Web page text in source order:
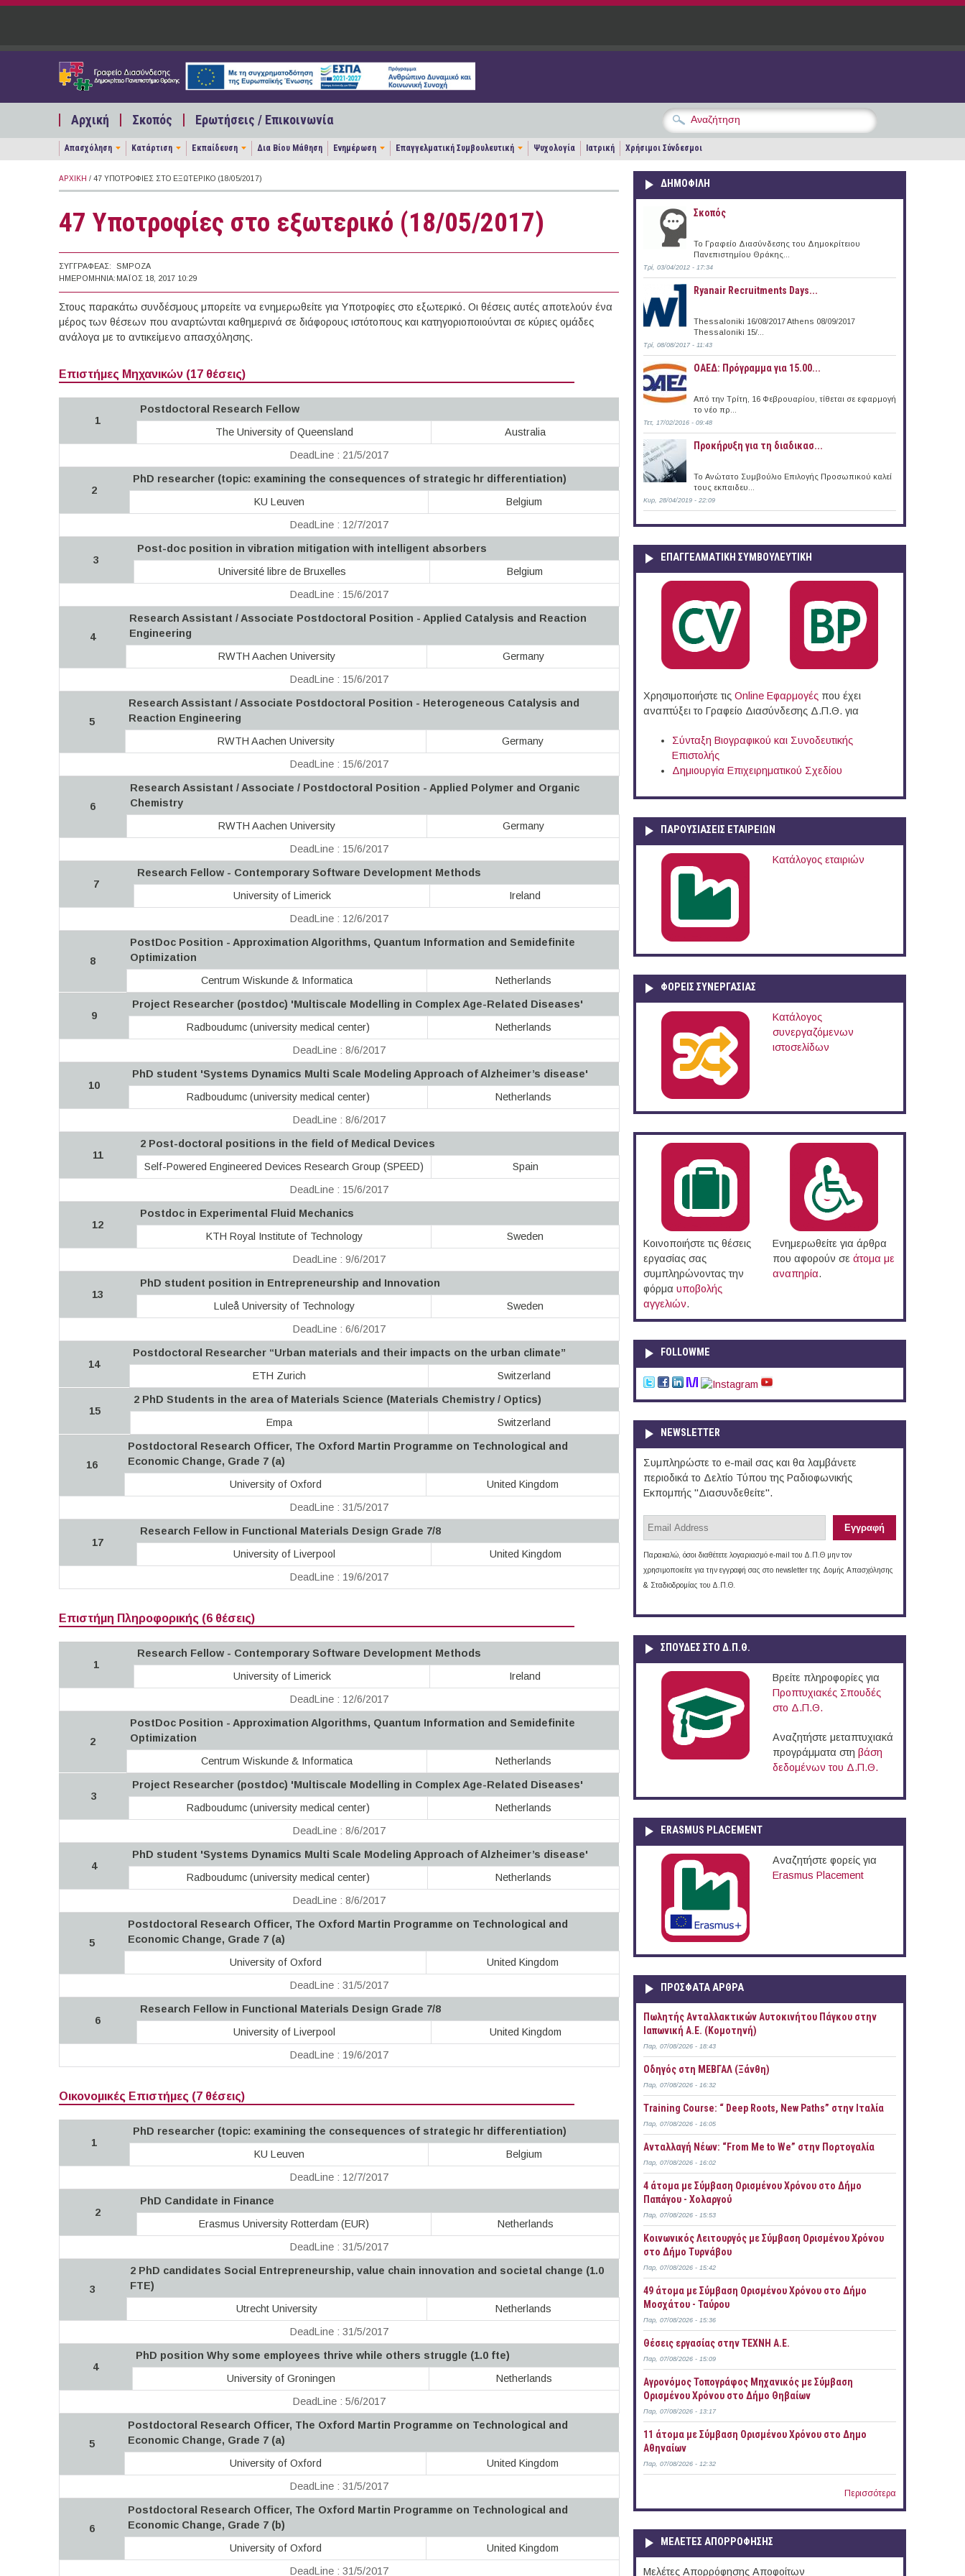
Παράκαμψη προς το κυρίως περιεχόμενο
Αρχική Σκοπός Ερωτήσεις / Επικοινωνία
Απασχόληση Κατάρτιση Εκπαίδευση Δια Βίου Μάθηση Ενημέρωση Επαγγελματική Συμβουλευτική Ψυχολογία Ιατρική Χρήσιμοι Σύνδεσμοι
ΑΡΧΙΚΉ / 47 ΥΠΟΤΡΟΦΊΕΣ ΣΤΟ ΕΞΩΤΕΡΙΚΌ (18/05/2017)
47 Υποτροφίες στο εξωτερικό (18/05/2017)
ΣΥΓΓΡΑΦΈΑΣ:
SMPOZA
ΗΜΕΡΟΜΗΝΊΑ: ΜΆΙΟΣ 18, 2017 10:29
Στους παρακάτω συνδέσμους μπορείτε να ενημερωθείτε για Υποτροφίες στο εξωτερικό. Οι θέσεις αυτές αποτελούν ένα
μέρος των θέσεων που αναρτώνται καθημερινά σε διάφορους ιστότοπους και κατηγοριοποιούνται σε κύριες ομάδες
ανάλογα με το αντικείμενο απασχόλησης.
Επιστήμες Μηχανικών (17 θέσεις)
1
Postdoctoral Research Fellow
The University of Queensland
Australia
DeadLine : 21/5/2017
2
PhD researcher (topic: examining the consequences of strategic hr differentiation)
KU Leuven
Belgium
DeadLine : 12/7/2017
3
Post-doc position in vibration mitigation with intelligent absorbers
Université libre de Bruxelles
Belgium
DeadLine : 15/6/2017
4
Research Assistant / Associate Postdoctoral Position - Applied Catalysis and Reaction
Engineering
RWTH Aachen University
Germany
DeadLine : 15/6/2017
5
Research Assistant / Associate Postdoctoral Position - Heterogeneous Catalysis and
Reaction Engineering
RWTH Aachen University
Germany
DeadLine : 15/6/2017
6
Research Assistant / Associate / Postdoctoral Position - Applied Polymer and Organic
Chemistry
RWTH Aachen University
Germany
DeadLine : 15/6/2017
7
Research Fellow - Contemporary Software Development Methods
University of Limerick
Ireland
DeadLine : 12/6/2017
8
PostDoc Position - Approximation Algorithms, Quantum Information and Semidefinite
Optimization
Centrum Wiskunde & Informatica
Netherlands
9
Project Researcher (postdoc) 'Multiscale Modelling in Complex Age-Related Diseases'
Radboudumc (university medical center)
Netherlands
DeadLine : 8/6/2017
10
PhD student 'Systems Dynamics Multi Scale Modeling Approach of Alzheimer’s disease'
Radboudumc (university medical center)
Netherlands
DeadLine : 8/6/2017
11
2 Post-doctoral positions in the field of Medical Devices
Self-Powered Engineered Devices Research Group (SPEED)
Spain
DeadLine : 15/6/2017
12
Postdoc in Experimental Fluid Mechanics
KTH Royal Institute of Technology
Sweden
DeadLine : 9/6/2017
13
PhD student position in Entrepreneurship and Innovation
Luleå University of Technology
Sweden
DeadLine : 6/6/2017
14
Postdoctoral Researcher “Urban materials and their impacts on the urban climate”
ETH Zurich
Switzerland
15
2 PhD Students in the area of Materials Science (Materials Chemistry / Optics)
Empa
Switzerland
16
Postdoctoral Research Officer, The Oxford Martin Programme on Technological and
Economic Change, Grade 7 (a)
University of Oxford
United Kingdom
DeadLine : 31/5/2017
17
Research Fellow in Functional Materials Design Grade 7/8
University of Liverpool
United Kingdom
DeadLine : 19/6/2017
Επιστήμη Πληροφορικής (6 θέσεις)
1
Research Fellow - Contemporary Software Development Methods
University of Limerick
Ireland
DeadLine : 12/6/2017
2
PostDoc Position - Approximation Algorithms, Quantum Information and Semidefinite
Optimization
Centrum Wiskunde & Informatica
Netherlands
3
Project Researcher (postdoc) 'Multiscale Modelling in Complex Age-Related Diseases'
Radboudumc (university medical center)
Netherlands
DeadLine : 8/6/2017
4
PhD student 'Systems Dynamics Multi Scale Modeling Approach of Alzheimer’s disease'
Radboudumc (university medical center)
Netherlands
DeadLine : 8/6/2017
5
Postdoctoral Research Officer, The Oxford Martin Programme on Technological and
Economic Change, Grade 7 (a)
University of Oxford
United Kingdom
DeadLine : 31/5/2017
6
Research Fellow in Functional Materials Design Grade 7/8
University of Liverpool
United Kingdom
DeadLine : 19/6/2017
Οικονομικές Επιστήμες (7 θέσεις)
1
PhD researcher (topic: examining the consequences of strategic hr differentiation)
KU Leuven
Belgium
DeadLine : 12/7/2017
2
PhD Candidate in Finance
Erasmus University Rotterdam (EUR)
Netherlands
DeadLine : 31/5/2017
3
2 PhD candidates Social Entrepreneurship, value chain innovation and societal change (1.0
FTE)
Utrecht University
Netherlands
DeadLine : 31/5/2017
4
PhD position Why some employees thrive while others struggle (1.0 fte)
University of Groningen
Netherlands
DeadLine : 5/6/2017
5
Postdoctoral Research Officer, The Oxford Martin Programme on Technological and
Economic Change, Grade 7 (a)
University of Oxford
United Kingdom
DeadLine : 31/5/2017
6
Postdoctoral Research Officer, The Oxford Martin Programme on Technological and
Economic Change, Grade 7 (b)
University of Oxford
United Kingdom
DeadLine : 31/5/2017
ΔΗΜΟΦΙΛΗ
Σκοπός
Το Γραφείο Διασύνδεσης του Δημοκρίτειου
Πανεπιστημίου Θράκης...
Τρί, 03/04/2012 - 17:34
Ryanair Recruitments Days...
Thessaloniki 16/08/2017 Athens 08/09/2017
Thessaloniki 15/...
Τρί, 08/08/2017 - 11:43
ΟΑΕΔ: Πρόγραμμα για 15.00...
Από την Τρίτη, 16 Φεβρουαρίου, τίθεται σε εφαρμογή
το νέο πρ...
Τετ, 17/02/2016 - 09:48
Προκήρυξη για τη διαδικασ...
Το Ανώτατο Συμβούλιο Επιλογής Προσωπικού καλεί
τους εκπαιδευ...
Κυρ, 28/04/2019 - 22:09
ΕΠΑΓΓΕΛΜΑΤΙΚΉ ΣΥΜΒΟΥΛΕΥΤΙΚΉ
Χρησιμοποιήστε τις Online Eφαρμογές που έχει
αναπτύξει το Γραφείο Διασύνδεσης Δ.Π.Θ. για
Σύνταξη Βιογραφικού και Συνοδευτικής
Επιστολής
Δημιουργία Επιχειρηματικού Σχεδίου
ΠΑΡΟΥΣΙΆΣΕΙΣ ΕΤΑΙΡΕΙΏΝ
Κατάλογος εταιριών
ΦΟΡΕΙΣ ΣΥΝΕΡΓΑΣΙΑΣ
Κατάλογος
συνεργαζόμενων
ιστοσελίδων
Κοινοποιήστε τις θέσεις
εργασίας σας
συμπληρώνοντας την
φόρμα υποβολής
αγγελιών.
Ενημερωθείτε για άρθρα
που αφορούν σε άτομα με
αναπηρία.
FOLLOWME
NEWSLETTER
Συμπληρώστε το e-mail σας και θα λαμβάνετε
περιοδικά το Δελτίο Τύπου της Ραδιοφωνικής
Εκπομπής "Διασυνδεθείτε".
Παρακαλώ, όσοι διαθέτετε λογαριασμό e-mail του Δ.Π.Θ μην τον
χρησιμοποιείτε για την εγγραφή σας στο newsletter της Δομής Απασχόλησης
& Σταδιοδρομίας του Δ.Π.Θ.
ΣΠΟΥΔΈΣ ΣΤΟ Δ.Π.Θ.
Βρείτε πληροφορίες για
Προπτυχιακές Σπουδές
στο Δ.Π.Θ.
Αναζητήστε μεταπτυχιακά
προγράμματα στη βάση
δεδομένων του Δ.Π.Θ.
ERASMUS PLACEMENT
Αναζητήστε φορείς για
Erasmus Placement
ΠΡOΣΦΑΤΑ AΡΘΡΑ
Πωλητής Ανταλλακτικών Αυτοκινήτου Πάγκου στην
Ιαπωνική Α.Ε. (Κομοτηνή)
Παρ, 07/08/2026 - 18:43
Οδηγός στη ΜΕΒΓΑΛ (Ξάνθη)
Παρ, 07/08/2026 - 16:32
Training Course: “ Deep Roots, New Paths” στην Ιταλία
Παρ, 07/08/2026 - 16:05
Ανταλλαγή Νέων: “From Me to We” στην Πορτογαλία
Παρ, 07/08/2026 - 16:02
4 άτομα με Σύμβαση Ορισμένου Χρόνου στο Δήμο
Παπάγου - Χολαργού
Παρ, 07/08/2026 - 15:53
Κοινωνικός Λειτουργός με Σύμβαση Ορισμένου Χρόνου
στο Δήμο Τυρνάβου
Παρ, 07/08/2026 - 15:42
49 άτομα με Σύμβαση Ορισμένου Χρόνου στο Δήμο
Μοσχάτου - Ταύρου
Παρ, 07/08/2026 - 15:36
Θέσεις εργασίας στην ΤΕΧΝΗ Α.Ε.
Παρ, 07/08/2026 - 15:09
Αγρονόμος Τοπογράφος Μηχανικός με Σύμβαση
Ορισμένου Χρόνου στο Δήμο Θηβαίων
Παρ, 07/08/2026 - 13:17
11 άτομα με Σύμβαση Ορισμένου Χρόνου στο Δημο
Αθηναίων
Παρ, 07/08/2026 - 12:32
Περισσότερα
ΜΕΛΕΤΕΣ ΑΠΟΡΡΟΦΗΣΗΣ
Μελέτες Απορρόφησης Αποφοίτων